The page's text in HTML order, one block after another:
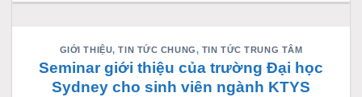
GIỚI THIỆU,TIN TỨC CHUNG, TIN TỨC TRUNG TÂM
Seminar giới thiệu của trường Đại học
Sydney cho sinh viên ngành KTYS